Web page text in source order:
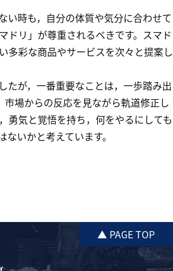
時も，自分の体質や気分に合わせて
ドリ」が尊重されるべきです。スマド
多彩な商品やサービスを次々と提案し
が，一番重要なことは，一歩踏み出
場からの反応を見ながら軌道修正し
勇気と覚悟を持ち，何をやるにしても
いかと考えています。
▲ PAGE TOP